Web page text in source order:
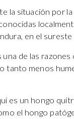
la situación por
en el sureste
de las razones
tanto menos
es un hongo
el hongo